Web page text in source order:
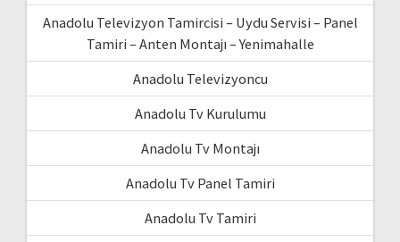
Anadolu Televizyon Tamircisi – Uydu Servisi – Panel
Tamiri – Anten Montajı – Yenimahalle
Anadolu Televizyoncu
Anadolu Tv Kurulumu
Anadolu Tv Montajı
Anadolu Tv Panel Tamiri
Anadolu Tv Tamiri